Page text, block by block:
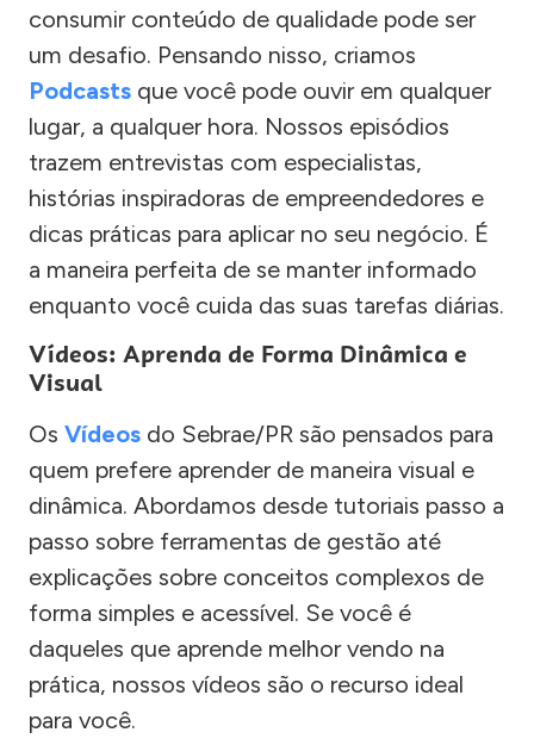
consumir conteúdo de qualidade pode ser
um desafio. Pensando nisso, criamos
Podcasts que você pode ouvir em qualquer
lugar, a qualquer hora. Nossos episódios
trazem entrevistas com especialistas,
histórias inspiradoras de empreendedores e
dicas práticas para aplicar no seu negócio. É
a maneira perfeita de se manter informado
enquanto você cuida das suas tarefas diárias.
Vídeos: Aprenda de Forma Dinâmica e
Visual
Os Vídeos do Sebrae/PR são pensados para
quem prefere aprender de maneira visual e
dinâmica. Abordamos desde tutoriais passo a
passo sobre ferramentas de gestão até
explicações sobre conceitos complexos de
forma simples e acessível. Se você é
daqueles que aprende melhor vendo na
prática, nossos vídeos são o recurso ideal
para você.